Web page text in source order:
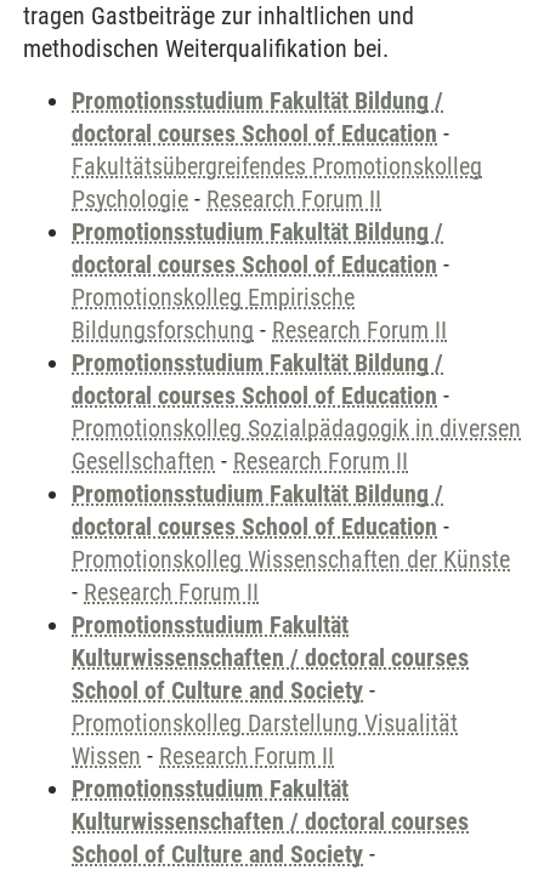
tragen Gastbeiträge zur inhaltlichen und
methodischen Weiterqualifikation bei.
Promotionsstudium Fakultät Bildung /
doctoral courses School of Education -
Fakultätsübergreifendes Promotionskolleg
Psychologie - Research Forum II
Promotionsstudium Fakultät Bildung /
doctoral courses School of Education -
Promotionskolleg Empirische
Bildungsforschung - Research Forum II
Promotionsstudium Fakultät Bildung /
doctoral courses School of Education -
Promotionskolleg Sozialpädagogik in diversen
Gesellschaften - Research Forum II
Promotionsstudium Fakultät Bildung /
doctoral courses School of Education -
Promotionskolleg Wissenschaften der Künste
- Research Forum II
Promotionsstudium Fakultät
Kulturwissenschaften / doctoral courses
School of Culture and Society -
Promotionskolleg Darstellung Visualität
Wissen - Research Forum II
Promotionsstudium Fakultät
Kulturwissenschaften / doctoral courses
School of Culture and Society -